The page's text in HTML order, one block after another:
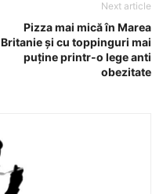
Next article
Pizza mai mică în Marea
Britanie şi cu toppinguri mai
puţine printr-o lege anti
obezitate